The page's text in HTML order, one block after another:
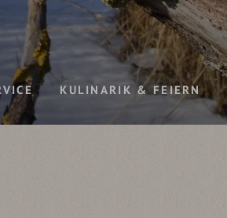
KULINARIK & FEIERN